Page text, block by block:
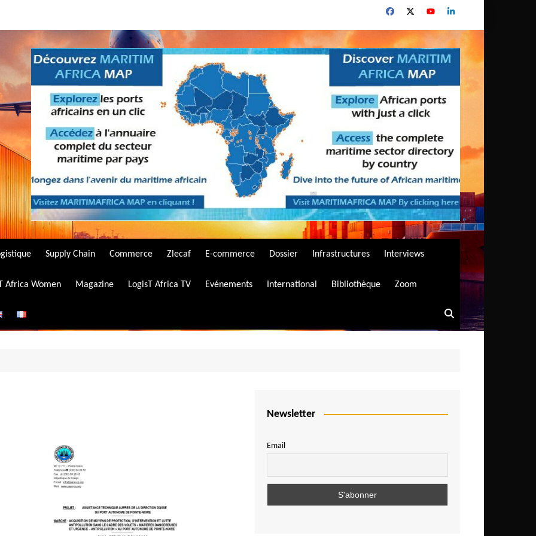
Supply Chain Commerce Zlecaf E-commerce Dossier Infrastructures Interviews
Africa Women Magazine LogisT Africa TV Evénements International Bibliothèque Zoom
Newsletter
Email